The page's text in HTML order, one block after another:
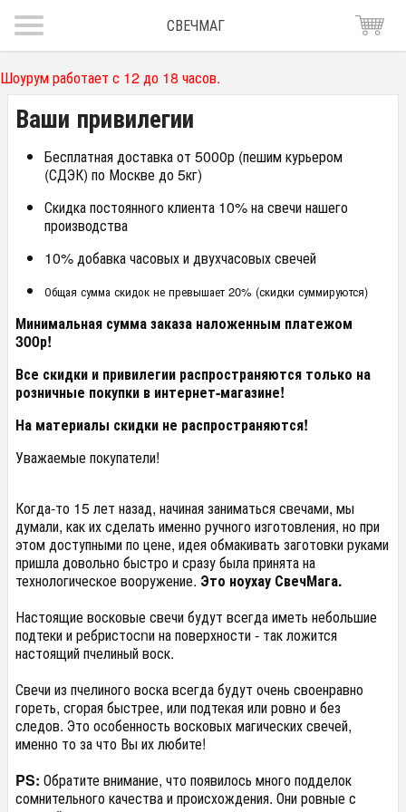
СВЕЧМАГ
Шоурум работает с 12 до 18 часов.
Ваши привилегии
Бесплатная доставка от 5000р (пешим курьером
(СДЭК) по Москве до 5кг)
Скидка постоянного клиента 10% на свечи нашего
производства
10% добавка часовых и двухчасовых свечей
Общая сумма скидок не превышает 20% (скидки суммируются)
Минимальная сумма заказа наложенным платежом
300р!
Все скидки и привилегии распространяются только на
розничные покупки в интернет-магазине!
На материалы скидки не распространяются!
Уважаемые покупатели!
Когда-то 15 лет назад, начиная заниматься свечами, мы
думали, как их сделать именно ручного изготовления, но при
этом доступными по цене, идея обмакивать заготовки руками
пришла довольно быстро и сразу была принята на
технологическое вооружение. Это ноухау СвечМага.
Настоящие восковые свечи будут всегда иметь небольшие
подтеки и ребристоcnи на поверхности - так ложится
настоящий пчелиный воск.
Свечи из пчелиного воска всегда будут очень своенравно
гореть, сгорая быстрее, или подтекая или ровно и без
следов. Это особенность восковых магических свечей,
именно то за что Вы их любите!
PS: Обратите внимание, что появилось много подделок
сомнительного качества и происхождения. Они ровные с